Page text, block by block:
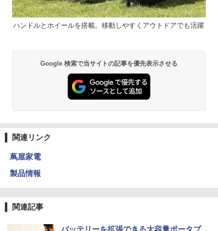
ハンドルとホイールを搭載。移動しやすくアウトドアでも活躍
Google 検索で当サイトの記事を優先表示させる
関連リンク
蔦屋家電
製品情報
関連記事
バッテリーを拡張できる大容量ポータブ